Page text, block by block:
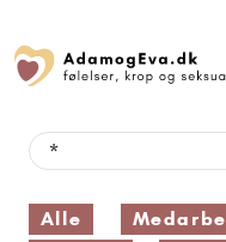
Alle